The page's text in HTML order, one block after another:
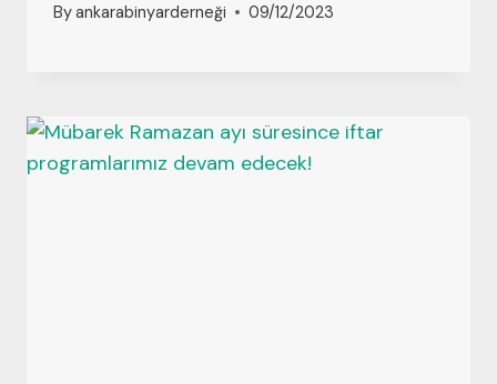
Byankarabinyarderneği 09/12/2023